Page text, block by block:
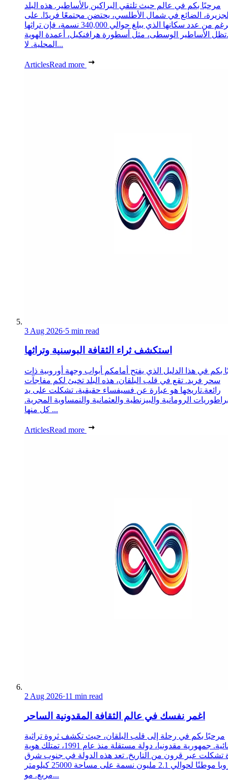
مرحبًا بكم في عالم حيث تلتقي البراكين بالأساطير. هذه البلد
الضائع في شمال الأطلسي، يحتضن مجتمعًا فريدًا. على
الرغم من عدد سكانها الذي يبلغ حوالي 340,000 نسمة، فإن تراثها
الأساطير الوسطى، مثل أسطورة هرافنكيل، أعمدة الهوية
المحلية. لا...
ArticlesRead more
3 Aug 2026·5 min read
استكشف ثراء الثقافة البوسنية وتراثها
بكم في هذا الدليل الذي يفتح أمامكم أبواب وجهة أوروبية ذات
سحر فريد. تقع في قلب البلقان، هذه البلد تخبئ لكم مفاجآت
رائعة.تاريخها هو عبارة عن فسيفساء حقيقية، تشكلت على يد
الرومانية والبيزنطية والعثمانية والنمساوية المجرية.
كل منها ...
ArticlesRead more
2 Aug 2026·11 min read
اغمر نفسك في عالم الثقافة المقدونية الساحر
مرحبًا بكم في رحلة إلى قلب البلقان، حيث تكشف ثروة تراثية
استثنائية. جمهورية مقدونيا، دولة مستقلة منذ عام 1991، تمتلك هوية
تشكلت عبر قرون من التاريخ. تعد هذه الدولة في جنوب شرق
أوروبا موطنًا لحوالي 2.1 مليون نسمة على مساحة 25000 كيلومتر
مربع. مو...